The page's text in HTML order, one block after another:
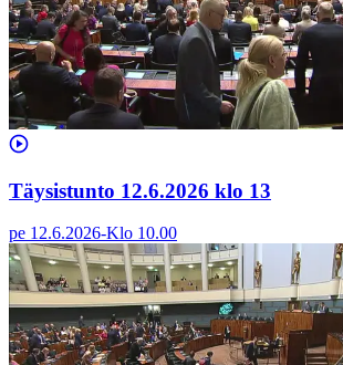
Täysistunto 12.6.2026 klo 13
pe 12.6.2026-Klo 10.00